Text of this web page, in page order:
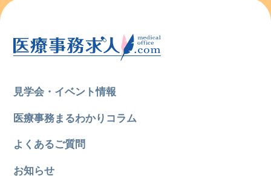
見学会・イベント情報
医療事務まるわかりコラム
よくあるご質問
お知らせ